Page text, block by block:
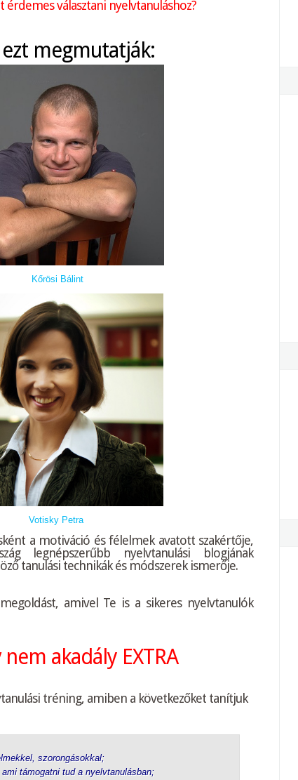
érdemes választani nyelvtanuláshoz?
megmutatják:
Kőrösi Bálint
Votisky Petra
a motiváció és félelmek avatott szakértője,
legnépszerűbb nyelvtanulási blogjának
tanulási technikák és módszerek ismerője.
amivel Te is a sikeres nyelvtanulók
akadály EXTRA
tréning, amiben a következőket tanítjuk
szorongásokkal;
támogatni tud a nyelvtanulásban;